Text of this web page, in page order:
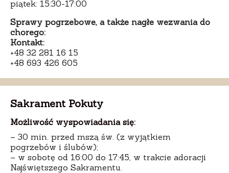
piątek: 15:30-17:00
Sprawy pogrzebowe, a także nagłe wezwania do
chorego:
Kontakt:
+48 32 281 16 15
+48 693 426 605
Sakrament Pokuty
Możliwość wyspowiadania się:
– 30 min. przed mszą św. (z wyjątkiem
pogrzebów i ślubów);
– w sobotę od 16:00 do 17:45, w trakcie adoracji
Najświętszego Sakramentu.